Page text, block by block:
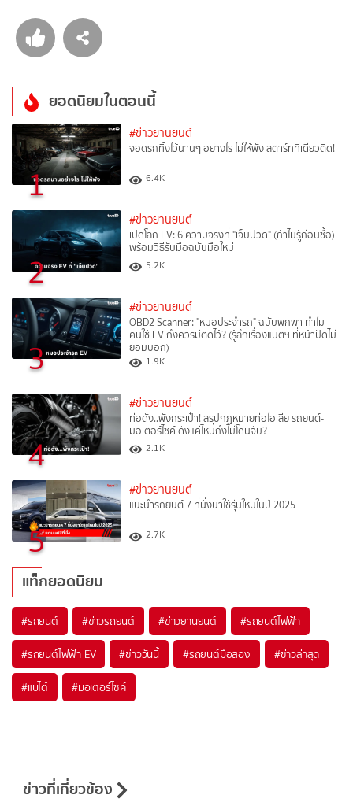
ยอดนิยมในตอนนี้
1
#ข่าวยานยนต์
จอดรถทิ้งไว้นานๆ อย่างไร ไม่ให้พัง สตาร์ททีเดียวติด!
6.4K
2
#ข่าวยานยนต์
เปิดโลก EV: 6 ความจริงที่ "เจ็บปวด" (ถ้าไม่รู้ก่อนซื้อ)
พร้อมวิธีรับมือฉบับมือใหม่
5.2K
3
#ข่าวยานยนต์
OBD2 Scanner: "หมอประจำรถ" ฉบับพกพา ทำไม
คนใช้ EV ถึงควรมีติดไว้? (รู้ลึกเรื่องแบตฯ ที่หน้าปัดไม่
ยอมบอก)
1.9K
4
#ข่าวยานยนต์
ท่อดัง..พังกระเป๋า! สรุปกฎหมายท่อไอเสีย รถยนต์-
มอเตอร์ไซค์ ดังแค่ไหนถึงไม่โดนจับ?
2.1K
5
#ข่าวยานยนต์
แนะนำรถยนต์ 7 ที่นั่งน่าใช้รุ่นใหม่ในปี 2025
2.7K
แท็กยอดนิยม
#รถยนต์ #ข่าวรถยนต์ #ข่าวยานยนต์ #รถยนต์ไฟฟ้า
#รถยนต์ไฟฟ้า EV #ข่าววันนี้ #รถยนต์มือสอง #ข่าวล่าสุด
#แบไต๋ #มอเตอร์ไซค์
ข่าวที่เกี่ยวข้อง